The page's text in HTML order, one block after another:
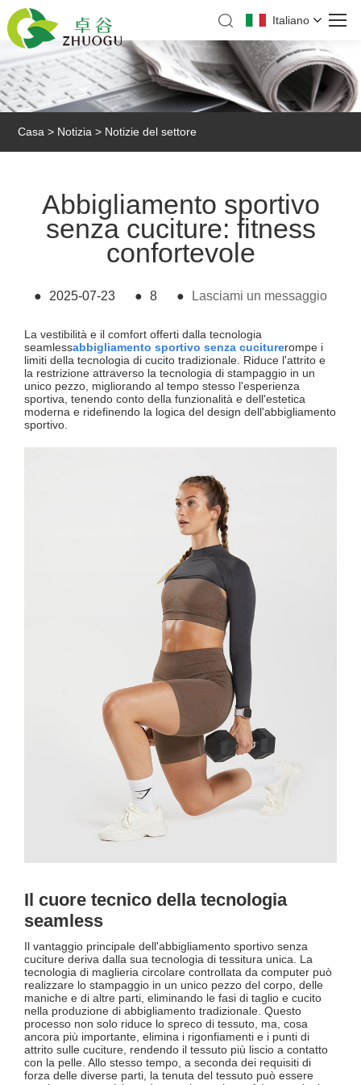
Italiano
Casa > Notizia > Notizie del settore
Abbigliamento sportivo
senza cuciture: fitness
confortevole
● 2025-07-23 ● 8 ● Lasciami un messaggio
La vestibilità e il comfort offerti dalla tecnologia
seamlessabbigliamento sportivo senza cuciturerompe i
limiti della tecnologia di cucito tradizionale. Riduce l'attrito e
la restrizione attraverso la tecnologia di stampaggio in un
unico pezzo, migliorando al tempo stesso l'esperienza
sportiva, tenendo conto della funzionalità e dell'estetica
moderna e ridefinendo la logica del design dell'abbigliamento
sportivo.
Il cuore tecnico della tecnologia
seamless
Il vantaggio principale dell'abbigliamento sportivo senza
cuciture deriva dalla sua tecnologia di tessitura unica. La
tecnologia di maglieria circolare controllata da computer può
realizzare lo stampaggio in un unico pezzo del corpo, delle
maniche e di altre parti, eliminando le fasi di taglio e cucito
nella produzione di abbigliamento tradizionale. Questo
processo non solo riduce lo spreco di tessuto, ma, cosa
ancora più importante, elimina i rigonfiamenti e i punti di
attrito sulle cuciture, rendendo il tessuto più liscio a contatto
con la pelle. Allo stesso tempo, a seconda dei requisiti di
forza delle diverse parti, la tenuta del tessuto può essere